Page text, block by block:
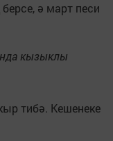
ә март песи
кызыклы
тибә. Кешенеке